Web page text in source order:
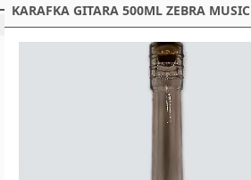
KARAFKA GITARA 500ML ZEBRA MUSIC